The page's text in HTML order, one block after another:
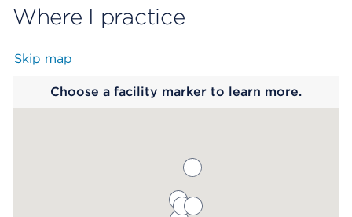
Where I practice
Skip map
Choose a facility marker to learn more.